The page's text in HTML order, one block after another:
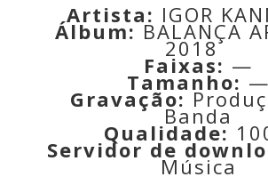
Artista: IGOR
Álbum:BALANÇA
2018
Faixas: —
Tamanho: —
Gravação:
Banda
Qualidade:
Servidor de
Música